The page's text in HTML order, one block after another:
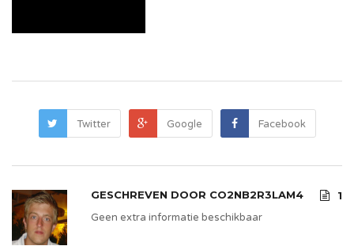
Twitter Google Facebook
GESCHREVEN DOOR CO2NB2R3LAM4
1
Geen extra informatie beschikbaar